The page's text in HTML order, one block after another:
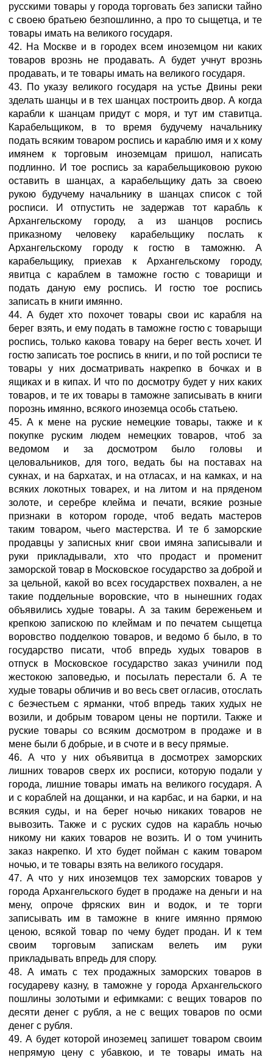
русскими товары у города торговать без записки тайно
с своею братьею безпошлинно, а про то сыщетца, и те
товары имать на великого государя.
42. На Москве и в городех всем иноземцом ни каких
товаров врознь не продавать. А будет учнут врознь
продавать, и те товары имать на великого государя.
43. По указу великого государя на устье Двины реки
зделать шанцы и в тех шанцах построить двор. А когда
карабли к шанцам придут с моря, и тут им ставитца.
Карабельщиком, в то время будучему начальнику
подать всяким товаром роспись и караблю имя и х кому
имянем к торговым иноземцам пришол, написать
подлинно. И тое роспись за карабельщиковою рукою
оставить в шанцах, а карабельщику дать за своею
рукою будучему начальнику в шанцах список с той
росписи. И отпустить не задержав тот карабль к
Архангельскому городу, а из шанцов роспись
приказному человеку карабельщику послать к
Архангельскому городу к гостю в таможню. А
карабельщику, приехав к Архангельскому городу,
явитца с караблем в таможне гостю с товарищи и
подать даную ему роспись. И гостю тое роспись
записать в книги имянно.
44. А будет хто похочет товары свои ис карабля на
берег взять, и ему подать в таможне гостю с товарыщи
роспись, только какова товару на берег весть хочет. И
гостю записать тое роспись в книги, и по той росписи те
товары у них досматривать накрепко в бочках и в
ящиках и в кипах. И что по досмотру будет у них каких
товаров, и те их товары в таможне записывать в книги
порознь имянно, всякого иноземца особь статьею.
45. А к мене на руские немецкие товары, также и к
покупке руским людем немецких товаров, чтоб за
ведомом и за досмотром было головы и
целовальников, для того, ведать бы на поставах на
сукнах, и на бархатах, и на отласах, и на камках, и на
всяких локотных товарех, и на литом и на пряденом
золоте, и серебре клейма и печати, всякие розные
признаки в котором городе, чтоб ведать мастеров
таким товаром, чьего мастерства. И те б заморские
продавцы у записных книг свои имяна записывали и
руки прикладывали, хто что продаст и променит
заморской товар в Московское государство за доброй и
за цельной, какой во всех государствех похвален, а не
такие поддельные воровские, что в нынешних годах
объявились худые товары. А за таким береженьем и
крепкою запискою по клеймам и по печатем сыщетца
воровство подделкою товаров, и ведомо б было, в то
государство писати, чтоб впредь худых товаров в
отпуск в Московское государство заказ учинили под
жестокою заповедью, и посылать перестали б. А те
худые товары обличив и во весь свет огласив, отослать
с безчестьем с ярманки, чтоб впредь таких худых не
возили, и добрым товаром цены не портили. Также и
руские товары со всяким досмотром в продаже и в
мене были б добрые, и в счоте и в весу прямые.
46. А что у них объявитца в досмотрех заморских
лишних товаров сверх их росписи, которую подали у
города, лишние товары имать на великого государя. А
и с кораблей на дощанки, и на карбас, и на барки, и на
всякия суды, и на берег ночью никаких товаров не
вывозить. Также и с руских судов на карабль ночью
никому ни каких товаров не возить. И о том учинить
заказ накрепко. И хто будет пойман с каким товаром
ночью, и те товары взять на великого государя.
47. А что у них иноземцов тех заморских товаров у
города Архангельского будет в продаже на деньги и на
мену, опроче фряских вин и водок, и те торги
записывать им в таможне в книге имянно прямою
ценою, всякой товар по чему будет продан. И к тем
своим торговым запискам велеть им руки
прикладывать впредь для спору.
48. А имать с тех продажных заморских товаров в
государеву казну, в таможне у города Архангельского
пошлины золотыми и ефимками: с вещих товаров по
десяти денег с рубля, а не с вещих товаров по осми
денег с рубля.
49. А будет которой иноземец запишет товаром своим
непрямую цену с убавкою, и те товары имать на